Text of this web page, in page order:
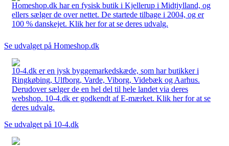
Homeshop.dk har en fysisk butik i Kjellerup i Midtjylland, og
ellers sælger de over nettet. De startede tilbage i 2004, og er
100 % danskejet. Klik her for at se deres udvalg.
Se udvalget på Homeshop.dk
10-4.dk er en jysk byggemarkedskæde, som har butikker i
Ringkøbing, Ulfborg, Varde, Viborg, Videbæk og Aarhus.
Derudover sælger de en hel del til hele landet via deres
webshop. 10-4.dk er godkendt af E-mærket. Klik her for at se
deres udvalg.
Se udvalget på 10-4.dk